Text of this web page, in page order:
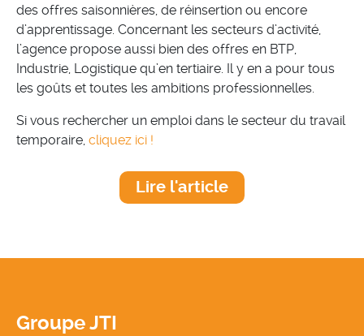
des offres saisonnières, de réinsertion ou encore
d’apprentissage. Concernant les secteurs d’activité,
l’agence propose aussi bien des offres en BTP,
Industrie, Logistique qu’en tertiaire. Il y en a pour tous
les goûts et toutes les ambitions professionnelles.
Si vous rechercher un emploi dans le secteur du travail
temporaire, cliquez ici !
Lire l'article
Groupe JTI